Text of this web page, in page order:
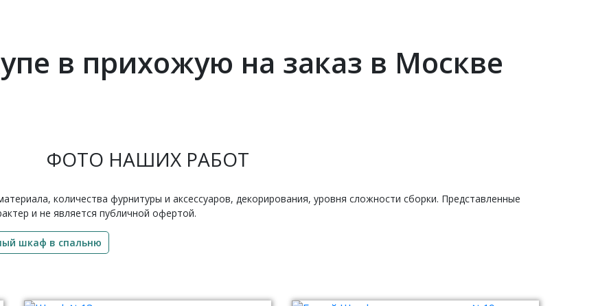
в прихожую на заказ в Москве
ФОТО НАШИХ РАБОТ
количества фурнитуры и аксессуаров, декорирования, уровня сложности сборки. Представленные
и не является публичной офертой.
шкаф в спальню